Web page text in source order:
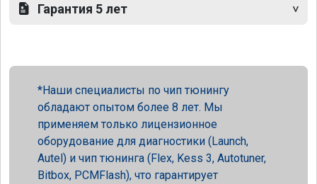
Гарантия 5 лет
Наши специалисты по чип тюнингу
обладают опытом более 8 лет. Мы
применяем только лицензионное
оборудование для диагностики (Launch,
Autel) и чип тюнинга (Flex, Kess 3, Autotuner,
Bitbox, PCMFlash), что гарантирует